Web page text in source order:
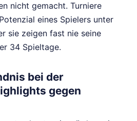
nicht gemacht. Turniere
eines Spielers unter
sie zeigen fast nie seine
34 Spieltage.
bei der
gegen